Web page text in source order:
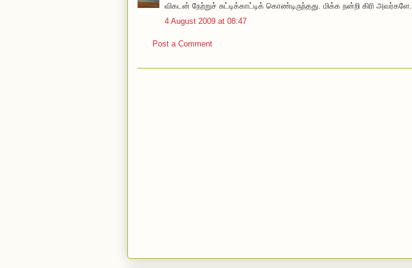
விகடன் நேற்றுச் சுட்டிக்காட்டிக் கொண்டிருந்தது. மிக்க நன்றி கிரி அவர்களே.
4 August 2009 at 08:47
Post a Comment